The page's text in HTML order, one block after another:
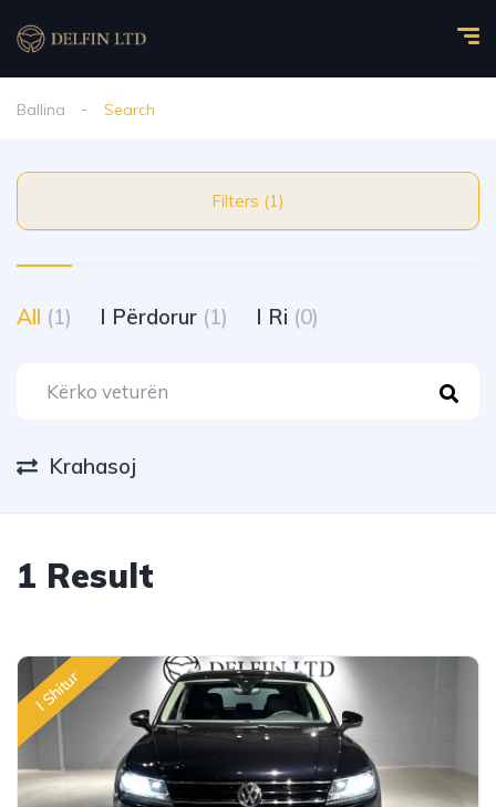
Ballina Search
Filters (1)
All (1) I Përdorur (1) I Ri (0)
Krahasoj
1 Result
I Shitur